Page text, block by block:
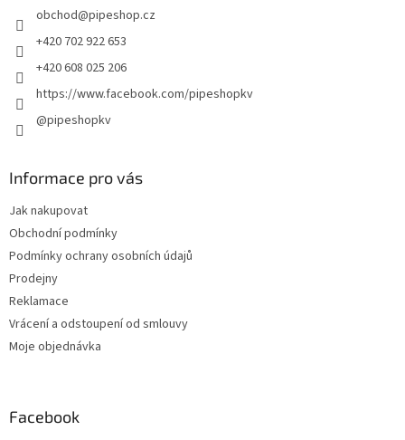
obchod@pipeshop.cz
+420 702 922 653
+420 608 025 206
https://www.facebook.com/pipeshopkv
@pipeshopkv
Informace pro vás
Jak nakupovat
Obchodní podmínky
Podmínky ochrany osobních údajů
Prodejny
Reklamace
Vrácení a odstoupení od smlouvy
Moje objednávka
Facebook